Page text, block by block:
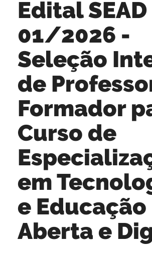
Edital SEAD
01/2026 -
Seleção
de
Formador
Curso de
em
e Educação
Aberta e